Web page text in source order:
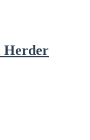
Herder